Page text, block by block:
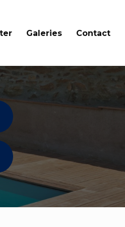
Galeries Contact